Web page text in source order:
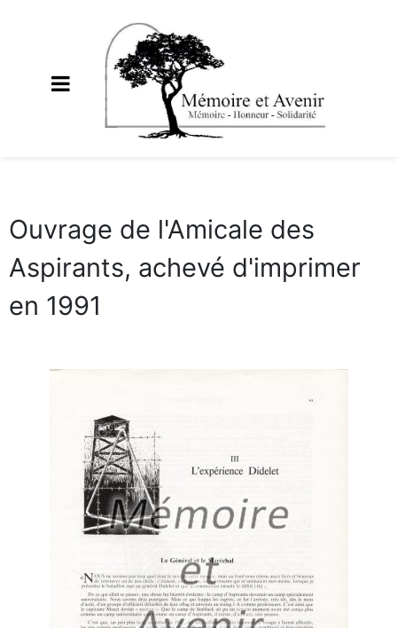
Ouvrage de l'Amicale des
Aspirants, achevé d'imprimer
en 1991